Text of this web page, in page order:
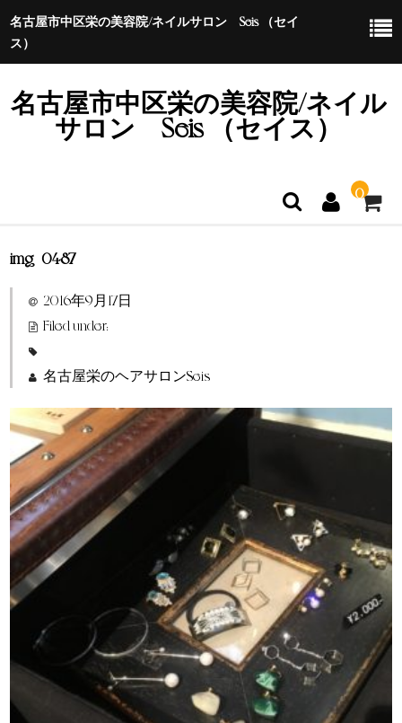
名古屋市中区栄の美容院/ネイルサロン Seis （セイ
ス）
名古屋市中区栄の美容院/ネイル
サロン Seis （セイス）
0
ホーム
特定商取引法に基づく表示
img_0487
2016年9月17日
Filed under:
名古屋栄のヘアサロンSeis